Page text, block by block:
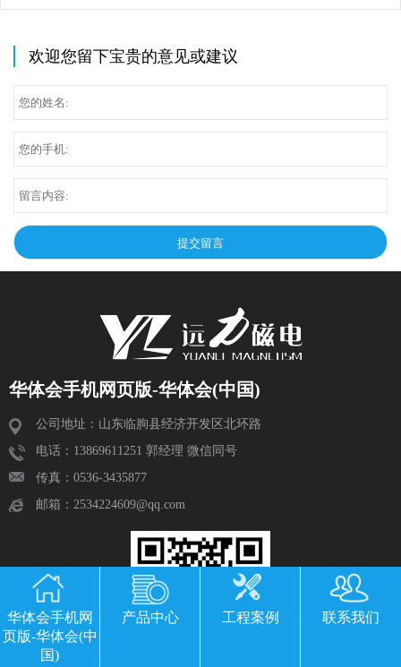
欢迎您留下宝贵的意见或建议
华体会手机网页版-华体会(中国)
公司地址：山东临朐县经济开发区北环路
电话：13869611251 郭经理 微信同号
传真：0536-3435877
邮箱：2534224609@qq.com
华体会手机网
页版-华体会(中
国)
产品中心 工程案例 联系我们